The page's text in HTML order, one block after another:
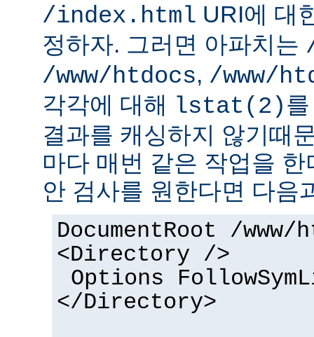
/index.html URI에 대
정하자. 그러면 아파치는
/www/htdocs, /www/
각각에 대해
lstat(2)
결과를 캐싱하지 않기때
마다 매번 같은 작업을
안 검사를 원한다면 다음
DocumentRoot /www/
<Directory />
Options
</Directory>